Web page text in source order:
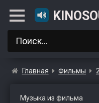
Главная Фильмы
Музыка из фильма